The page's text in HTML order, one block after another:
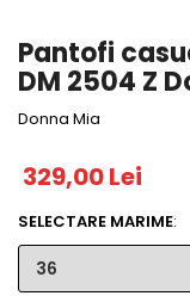
Pantofi
DM 2504 Z
Donna Mia
329,00 Lei
SELECTARE MARIME: